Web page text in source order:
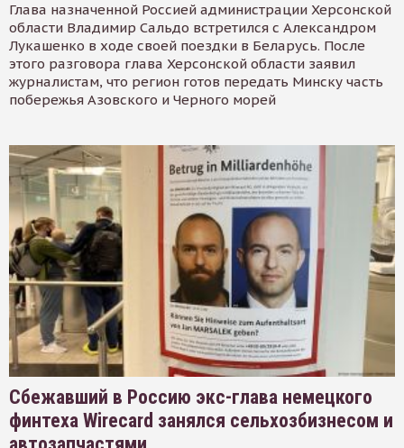
Глава назначенной Россией администрации Херсонской
области Владимир Сальдо встретился с Александром
Лукашенко в ходе своей поездки в Беларусь. После
этого разговора глава Херсонской области заявил
журналистам, что регион готов передать Минску часть
побережья Азовского и Черного морей
Сбежавший в Россию экс-глава немецкого
финтеха Wirecard занялся сельхозбизнесом и